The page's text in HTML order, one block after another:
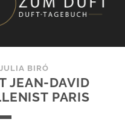
JULIA BIRÓ
JEAN-DAVID
PARIS